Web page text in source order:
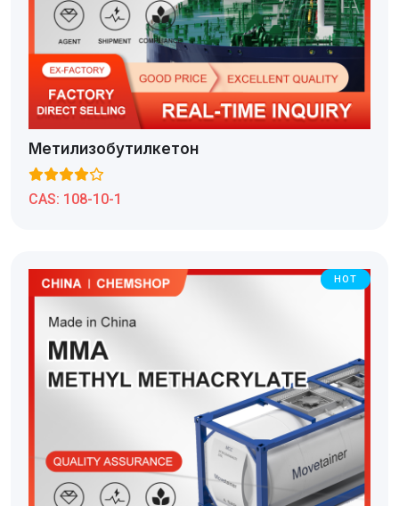
Метилизобутилкетон
CAS: 108-10-1
HOT